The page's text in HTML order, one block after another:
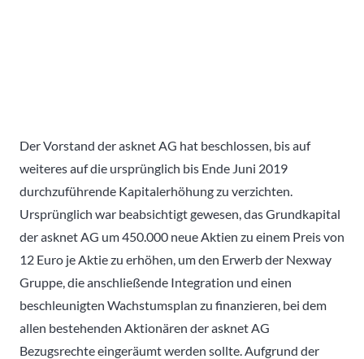
Der Vorstand der asknet AG hat beschlossen, bis auf
weiteres auf die ursprünglich bis Ende Juni 2019
durchzuführende Kapitalerhöhung zu verzichten.
Ursprünglich war beabsichtigt gewesen, das Grundkapital
der asknet AG um 450.000 neue Aktien zu einem Preis von
12 Euro je Aktie zu erhöhen, um den Erwerb der Nexway
Gruppe, die anschließende Integration und einen
beschleunigten Wachstumsplan zu finanzieren, bei dem
allen bestehenden Aktionären der asknet AG
Bezugsrechte eingeräumt werden sollte. Aufgrund der